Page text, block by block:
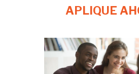
APLIQUE